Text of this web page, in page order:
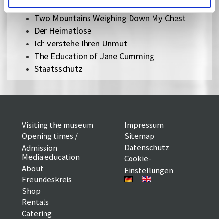
The Lights, They Fall
Two Mountains Weighing Down My Chest
Der Heimatlose
Ich verstehe Ihren Unmut
The Education of Jane Cumming
Staatsschutz
Visiting the museum
Opening times /
Admission
Media education
About
Freundeskreis
Shop
Rentals
Catering
Impressum
Sitemap
Datenschutz
Cookie-
Einstellungen